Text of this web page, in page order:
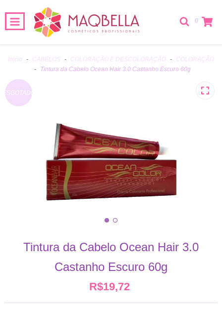
0
Início - CABELOS - COLORAÇÃO E DESCOLORAÇÃO -
COLORAÇÃO
-
Tintura da Cabelo Ocean Hair 3.0 Castanho Escuro 60g
ESGOTADO
Tintura da Cabelo Ocean Hair 3.0
Castanho Escuro 60g
R$19,72